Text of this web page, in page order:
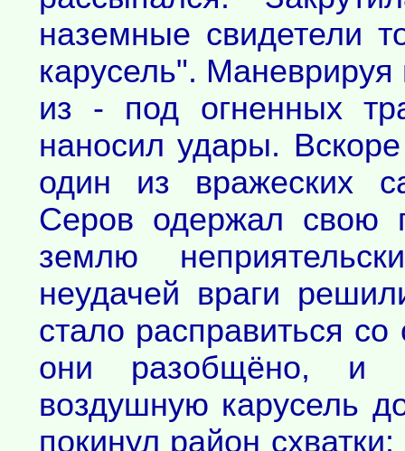
наземные свидетели
карусель".
из - под огненных
наносил удары.
один из вражеских
Серов одержал свою
землю
неудачей враги
стало расправиться
они разобщёно, и
воздушную карусель
покинул район